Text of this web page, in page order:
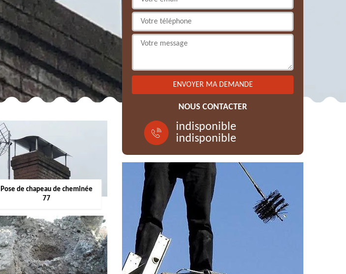
Pose de chapeau de cheminée
77
NOUS CONTACTER
indisponible
indisponible